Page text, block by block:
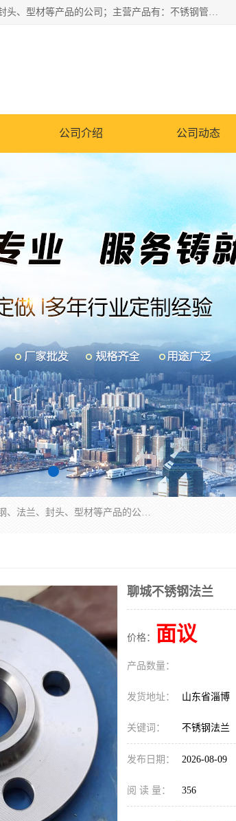
山东华钰金属材料有限公司是一家经营各种不锈钢管材、板材、圆钢、法兰、封头、型材等产品的公司；主营产品有：不锈钢管，激光切割，管件标准件，不锈钢圆钢，不锈钢人孔，不锈钢亮管，不锈钢角钢，不锈钢加工，不锈钢管子，不锈钢工业方管，不锈钢封头，不锈钢法兰，不锈钢阀门，不锈钢槽钢，不锈钢扁钢，不锈钢板等；可为客户制作各种规格的型材及不锈钢配件、非标准件及各种容器具等，能满足客户的不同采购要求。
公司介绍 公司动态
山东华钰金属材料有限公司是一家经营各种不锈钢管材、板材、圆钢、法兰、封头、型材等产品的公司；主营产品有：不锈钢管，激光切割，管件标准件，不锈钢圆钢，不锈钢人孔，不锈钢亮管，不锈钢角钢，不锈钢加工，不锈钢管子，不锈钢工业方管，不锈钢封头，不锈钢法兰，不锈钢阀门，不锈钢槽钢，不锈钢扁钢，不锈钢板等；可为客户制作各种规格的型材及不锈钢配件、非标准件及各种容器具等，能满足客户的不同采购要求。
聊城不锈钢法兰
价格： 面议
产品数量：
发货地址： 山东省淄博
关键词： 不锈钢法兰
发布日期： 2026-08-09
阅 读 量： 356